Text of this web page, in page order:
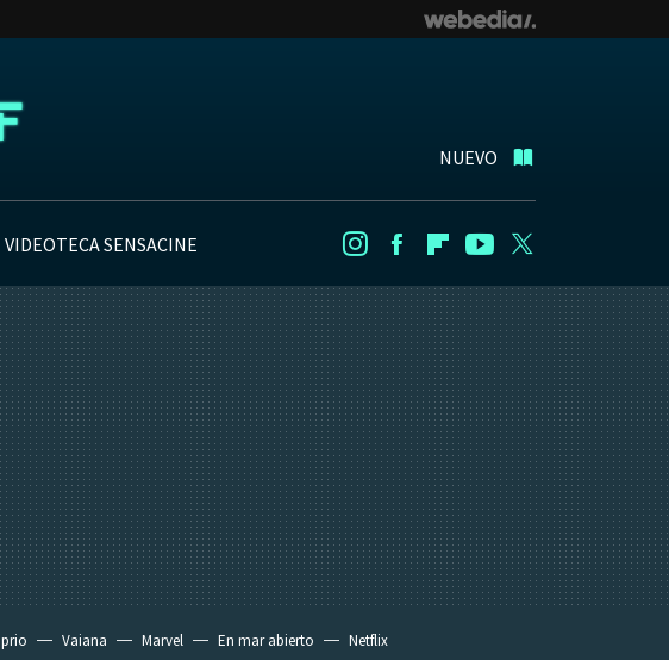
NUEVO
VIDEOTECA SENSACINE InstagramFacebookFlipboard
Youtube
Vaiana Marvel En mar abierto Netflix